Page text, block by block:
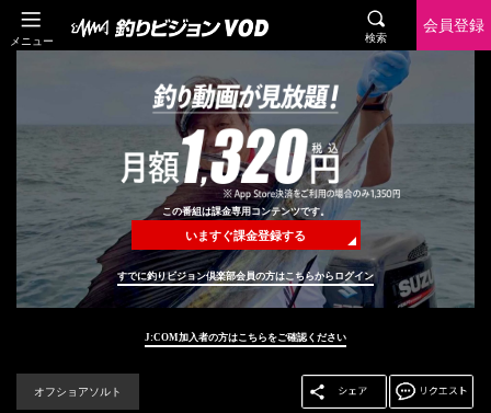
メニュー 検索
会員登録
この番組は課金専用コンテンツです。
いますぐ課金登録する
すでに釣りビジョン倶楽部会員の方はこちらからログイン
J:COM加入者の方はこちらをご確認ください
オフショアソルト